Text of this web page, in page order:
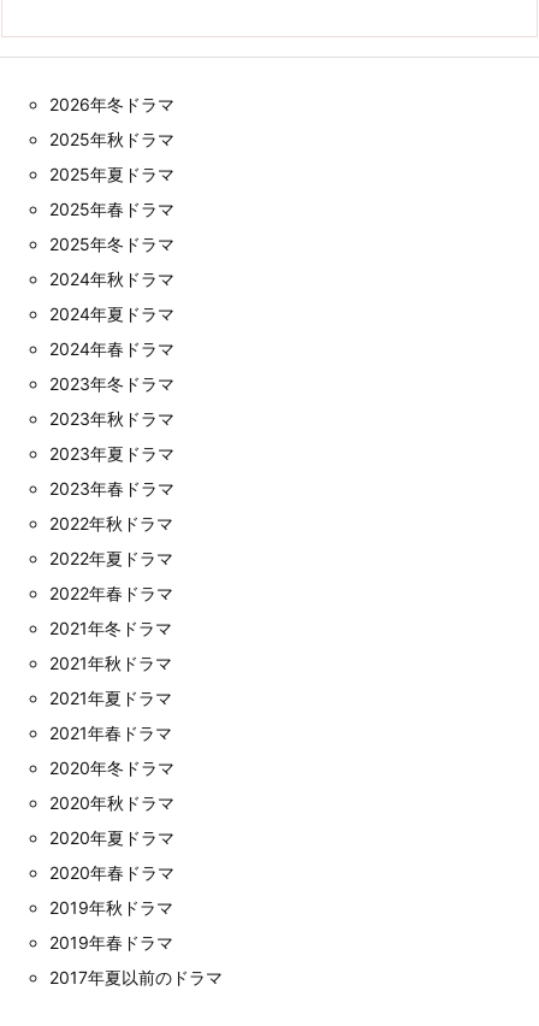
2026年冬ドラマ
2025年秋ドラマ
2025年夏ドラマ
2025年春ドラマ
2025年冬ドラマ
2024年秋ドラマ
2024年夏ドラマ
2024年春ドラマ
2023年冬ドラマ
2023年秋ドラマ
2023年夏ドラマ
2023年春ドラマ
2022年秋ドラマ
2022年夏ドラマ
2022年春ドラマ
2021年冬ドラマ
2021年秋ドラマ
2021年夏ドラマ
2021年春ドラマ
2020年冬ドラマ
2020年秋ドラマ
2020年夏ドラマ
2020年春ドラマ
2019年秋ドラマ
2019年春ドラマ
2017年夏以前のドラマ